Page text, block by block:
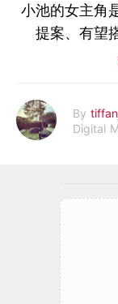
小池的女主角
提案、有望
By
Digital